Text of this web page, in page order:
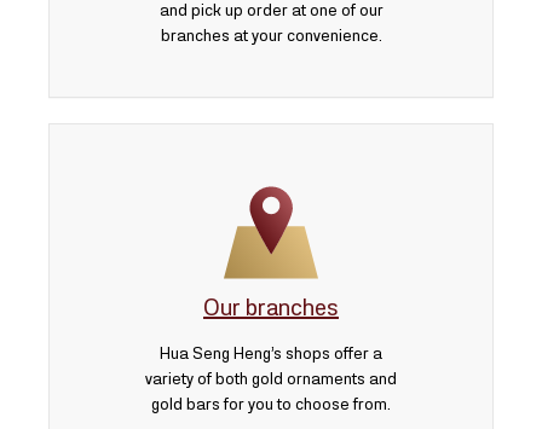
and pick up order at one of our
branches at your convenience.
Our branches
Hua Seng Heng’s shops offer a
variety of both gold ornaments and
gold bars for you to choose from.